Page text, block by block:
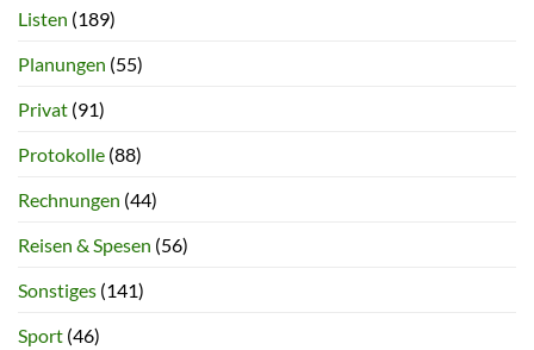
Listen (189)
Planungen (55)
Privat (91)
Protokolle (88)
Rechnungen (44)
Reisen & Spesen (56)
Sonstiges (141)
Sport (46)